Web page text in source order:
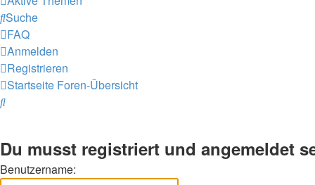
Suche
FAQ
Anmelden
Registrieren
Startseite Foren-Übersicht
Suche
Du musst registriert und angemeldet
Benutzername: